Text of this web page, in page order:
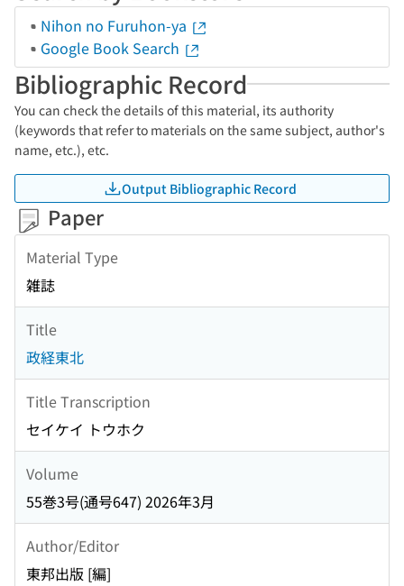
Nihon no Furuhon-ya
Google Book Search
Bibliographic Record
You can check the details of this material, its authority
(keywords that refer to materials on the same subject, author's
name, etc.), etc.
Output Bibliographic Record
Paper
Material Type
雑誌
Title
政経東北
Title Transcription
セイケイ トウホク
Volume
55巻3号(通号647) 2026年3月
Author/Editor
東邦出版 [編]